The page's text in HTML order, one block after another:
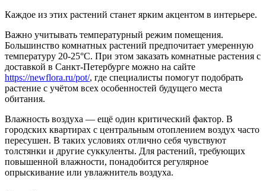
Каждое из этих растений станет ярким акцентом в интерьере.
Важно учитывать температурный режим помещения.
Большинство комнатных растений предпочитает умеренную
температуру 20-25°C. При этом заказать комнатные растения с
доставкой в Санкт-Петербурге можно на сайте
https://newflora.ru/pot/, где специалисты помогут подобрать
растение с учётом всех особенностей будущего места
обитания.
Влажность воздуха — ещё один критический фактор. В
городских квартирах с центральным отоплением воздух часто
пересушен. В таких условиях отлично себя чувствуют
толстянки и другие суккуленты. Для растений, требующих
повышенной влажности, понадобится регулярное
опрыскивание или увлажнитель воздуха.